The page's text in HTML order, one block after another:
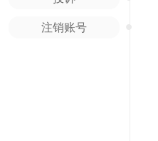
注销账号